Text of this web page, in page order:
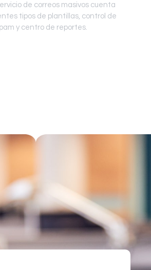
de correos masivos cuenta
tipos de plantillas, control de
y centro de reportes.